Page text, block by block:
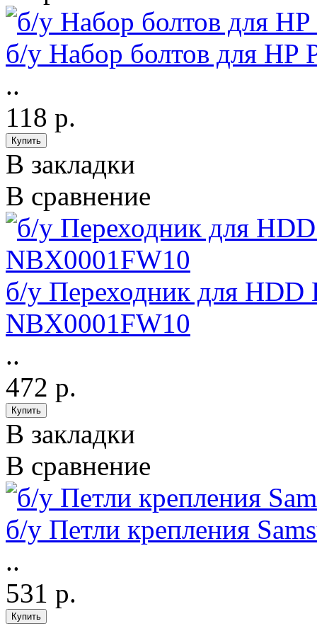
б/у Набор болтов для
..
118 р.
В закладки
В сравнение
б/у Переходник для HDD
NBX0001FW10
..
472 р.
В закладки
В сравнение
б/у Петли крепления
..
531 р.